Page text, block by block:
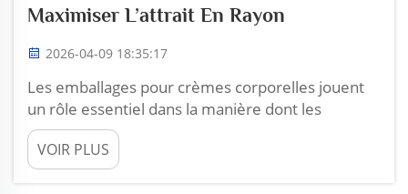
Maximiser L’attrait En Rayon
2026-04-09 18:35:17
Les emballages pour crèmes corporelles jouent
un rôle essentiel dans la manière dont les
produits sont perçus par les clients. Lorsque les
clients parcourent un rayon de magasin, ils voient
de nombreux produits, et la conception de
VOIR PLUS